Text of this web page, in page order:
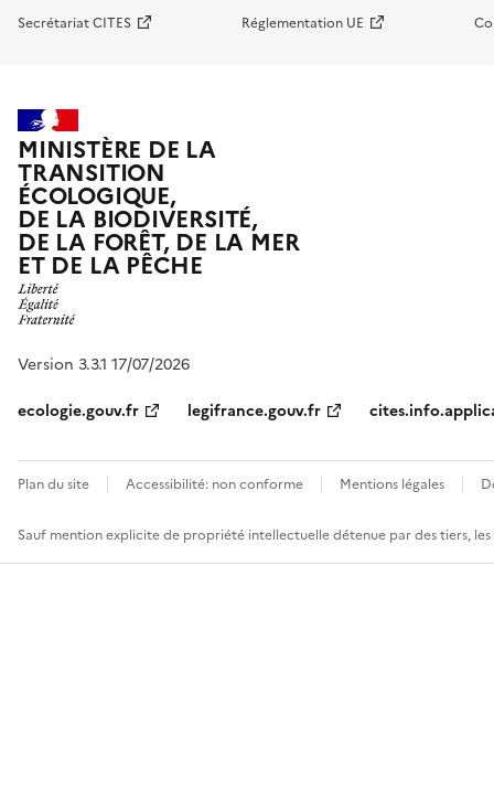
Secrétariat CITES Réglementation UE
MINISTÈRE DE LA
TRANSITION
ÉCOLOGIQUE,
DE LA BIODIVERSITÉ,
DE LA FORÊT, DE LA MER
ET DE LA PÊCHE
Version 3.3.1 17/07/2026
ecologie.gouv.fr
legifrance.gouv.fr
Plan du site Accessibilité: non conforme Mentions légales
Sauf mention explicite de propriété intellectuelle détenue par des tiers,